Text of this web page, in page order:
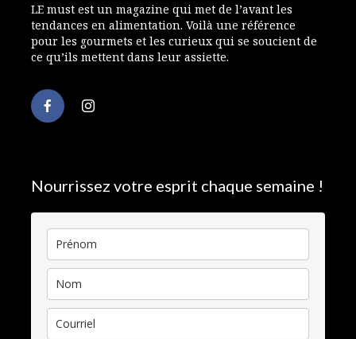
LE must est un magazine qui met de l’avant les
tendances en alimentation. Voilà une référence
pour les gourmets et les curieux qui se soucient de
ce qu’ils mettent dans leur assiette.
Nourrissez votre esprit chaque semaine !